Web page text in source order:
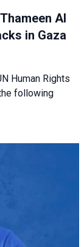
Al
in Gaza
Human Rights
following